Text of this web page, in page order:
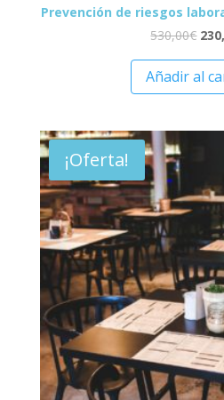
Prevención de riesgos
530,00€
Añadir al
¡Oferta!